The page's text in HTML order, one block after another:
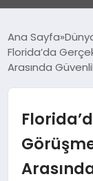
YAŞAM
Ana Sayfa
Florida’da
Arasında